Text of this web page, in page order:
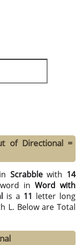
of Directional =
Scrabblewith 14
in Word with
is a 11 letter long
L. Below are Total